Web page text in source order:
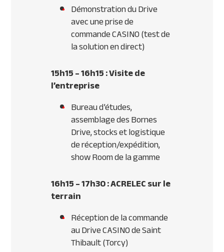
Démonstration du Drive
avec une prise de
commandeCASINO(test de
la solution en direct)
15h15 – 16h15 : Visite de
l’entreprise
Bureau d’études,
assemblage des Bornes
Drive, stocks et logistique
de réception/expédition,
show Room de la gamme
16h15 – 17h30 :ACRELECsur le
terrain
Réception de la commande
au DriveCASINOde Saint
Thibault (Torcy)